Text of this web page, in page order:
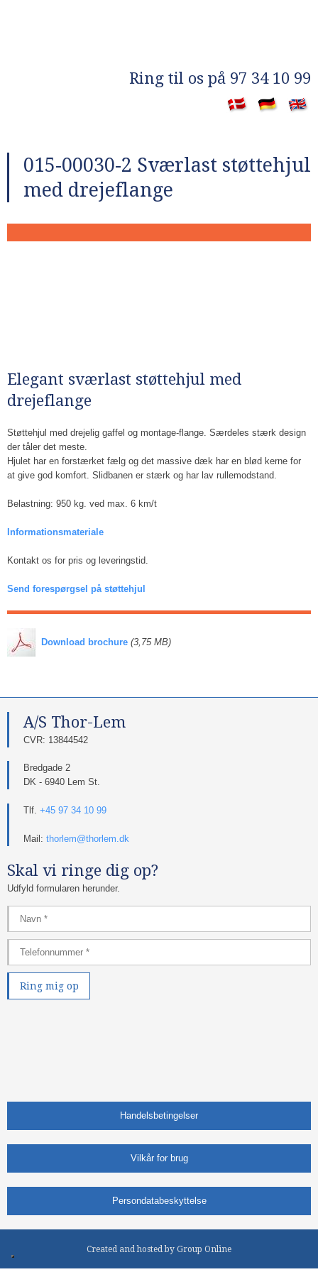
​Ring til os på 97 34 10 99
015-00030-2 Sværlast støttehjul
med drejeflange​
Elegant sværlast støttehjul med
drejeflange
​Støttehjul med drejelig gaffel og montage-flange. Særdeles stærk design
der tåler det meste.
Hjulet har en forstærket fælg og det massive dæk har en blød kerne for
at give god komfort. Slidbanen er stærk og har lav rullemodstand.
Belastning: 950 kg. ved max. 6 km/t
Informationsmateriale
Kontakt os for pris og leveringstid.
Send forespørgsel på støttehjul
Download brochure (3,75 MB)
A/S Thor-Lem​
​CVR: 13844542​
Bredgade 2
DK - 6940 Lem St.
Tlf. +45 97 34 10 99
Mail: thorlem@thorlem.dk
Skal vi ringe dig op?
Udfyld formularen herunder.​
Handelsbetingelser
Vilkår for brug
Persondatabeskyttelse
Created and hosted by Group Online